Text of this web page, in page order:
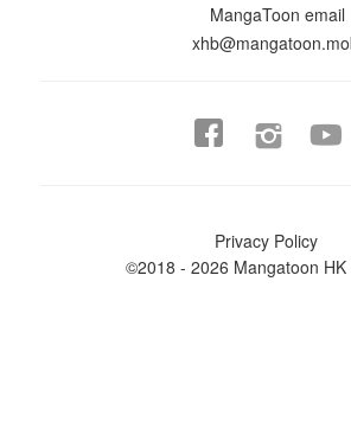
MangaToon email
 
Privacy Policy
©2018 - 2026 Mangatoon HK